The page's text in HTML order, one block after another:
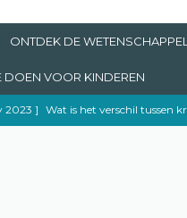
ONTDEK DE
DOEN VOOR KINDEREN
2023 ] Wat is het verschil tussen